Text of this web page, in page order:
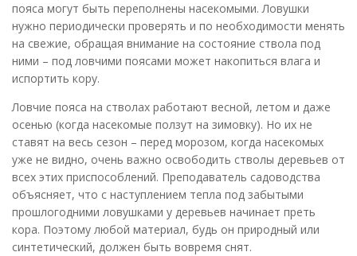
пояса могут быть переполнены насекомыми. Ловушки
нужно периодически проверять и по необходимости менять
на свежие, обращая внимание на состояние ствола под
ними – под ловчими поясами может накопиться влага и
испортить кору.
Ловчие пояса на стволах работают весной, летом и даже
осенью (когда насекомые ползут на зимовку). Но их не
ставят на весь сезон – перед морозом, когда насекомых
уже не видно, очень важно освободить стволы деревьев от
всех этих приспособлений. Преподаватель садоводства
объясняет, что с наступлением тепла под забытыми
прошлогодними ловушками у деревьев начинает преть
кора. Поэтому любой материал, будь он природный или
синтетический, должен быть вовремя снят.